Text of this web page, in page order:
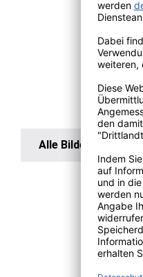
Alle Bilder anzeigen